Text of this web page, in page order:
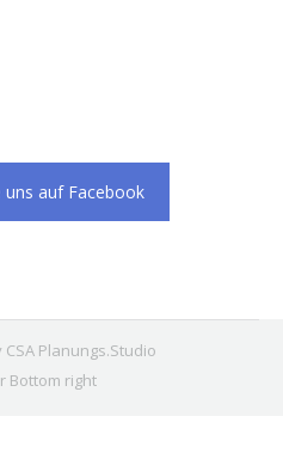
uns auf Facebook
Planungs.Studio
Bottom right